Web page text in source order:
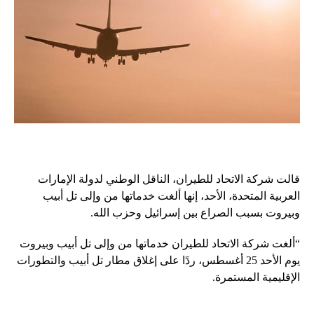
قالت شركة الاتحاد للطيران، الناقل الوطني لدولة الإمارات
العربية المتحدة، الأحد، إنها ألغت خدماتها من وإلى تل أبيب
وبيروت بسبب الصراع بين إسرائيل وحزب الله.
“ألغت شركة الاتحاد للطيران خدماتها من وإلى تل أبيب وبيروت
يوم الأحد 25 أغسطس، ردًا على إغلاق مطار تل أبيب والتطورات
الإقليمية المستمرة.